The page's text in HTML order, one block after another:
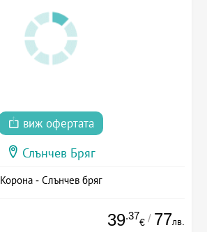
виж офертата
Слънчев Бряг
Корона - Слънчев бряг
39.37
€ / 77лв.